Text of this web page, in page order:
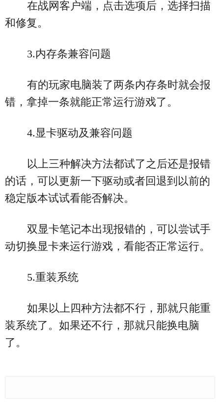
在战网客户端，点击选项后，选择扫描
和修复。
3.内存条兼容问题
有的玩家电脑装了两条内存条时就会报
错，拿掉一条就能正常运行游戏了。
4.显卡驱动及兼容问题
以上三种解决方法都试了之后还是报错
的话，可以更新一下驱动或者回退到以前的
稳定版本试试看能否解决。
双显卡笔记本出现报错的，可以尝试手
动切换显卡来运行游戏，看能否正常运行。
5.重装系统
如果以上四种方法都不行，那就只能重
装系统了。如果还不行，那就只能换电脑
了。